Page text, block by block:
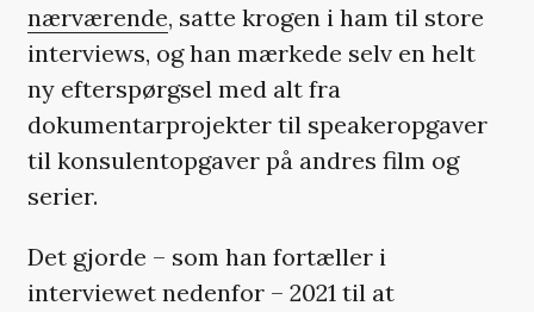
nærværende, satte krogen i ham til store
interviews, og han mærkede selv en helt
ny efterspørgsel med alt fra
dokumentarprojekter til speakeropgaver
til konsulentopgaver på andres film og
serier.
Det gjorde – som han fortæller i
interviewet nedenfor – 2021 til at